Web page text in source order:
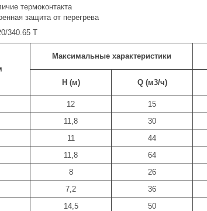
термоконтакта
защита от перегрева
340.65 Т
Максимальные характеристики
Н (м) Q (м3/ч)
12 15
11,8 30
11 44
11,8 64
8 26
7,2 36
14,5 50